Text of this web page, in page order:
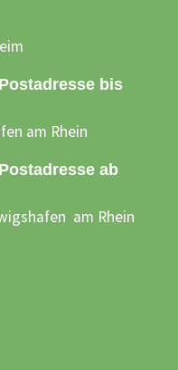
bis
am Rhein
ab
am Rhein